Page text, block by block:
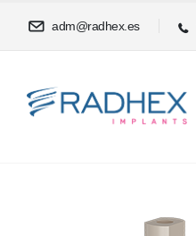
adm@radhex.es